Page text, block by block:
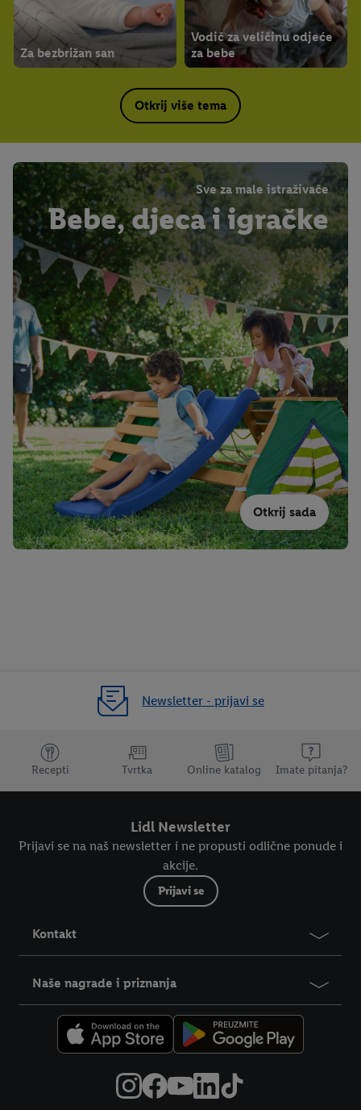
Za bezbrižan san
Vodič za veličinu odjeće
za bebe
Otkrij više tema
Sve za male istraživače
Bebe, djeca i igračke
Otkrij sada
Newsletter - prijavi se
Dodatne teme
Recepti Tvrtka Online katalog Imate pitanja?
Lidl Newsletter
Prijavi se na naš newsletter i ne propusti odlične ponude i
akcije.
Prijavi se
Kontakt
Naše nagrade i priznanja